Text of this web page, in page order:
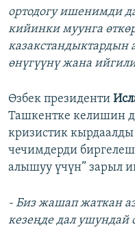
ортодогу ишенимди
кийинки муунга
казакстандыктардын
өнүгүүнү жана
Өзбек президенти
Ташкентке келишин
кризистик кырдаалды
чечимдерди
алышуу үчүн” зарыл
- Биз жашап жаткан
кезеңде дал ушундай